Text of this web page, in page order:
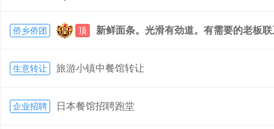
侨乡侨团 顶 新鲜面条。光滑有劲道。有需要的老板
生意转让 旅游小镇中餐馆转让
企业招聘 日本餐馆招聘跑堂